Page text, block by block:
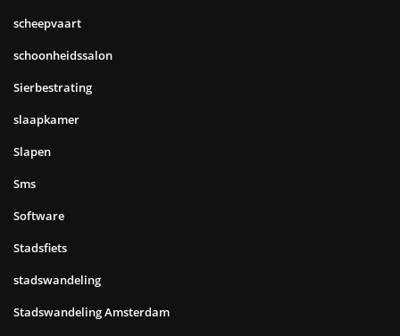
scheepvaart
schoonheidssalon
Sierbestrating
slaapkamer
Slapen
Sms
Software
Stadsfiets
stadswandeling
Stadswandeling Amsterdam